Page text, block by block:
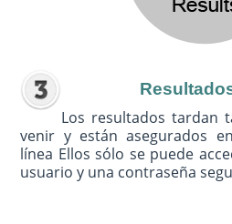
Los resultados tardan
venir y están asegurados
línea Ellos sólo se puede
usuario y una contraseña